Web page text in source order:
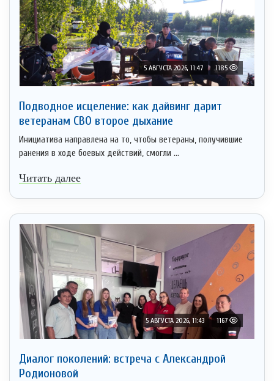
5 АВГУСТА 2026, 11:47 1185
Подводное исцеление: как дайвинг дарит
ветеранам СВО второе дыхание
Инициатива направлена на то, чтобы ветераны, получившие
ранения в ходе боевых действий, смогли ...
Читать далее
5 АВГУСТА 2026, 11:43 1167
Диалог поколений: встреча с Александрой
Родионовой